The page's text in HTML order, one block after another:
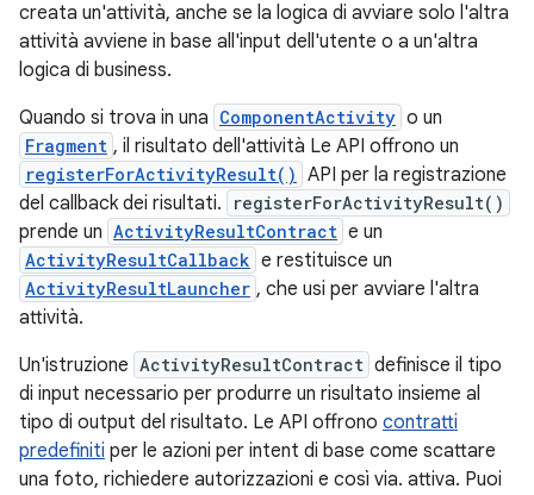
creata un'attività, anche se la logica di avviare solo l'altra
attività avviene in base all'input dell'utente o a un'altra
logica di business.
Quando si trova in una ComponentActivity o un
Fragment , il risultato dell'attività Le API offrono un
registerForActivityResult() API per la registrazione
del callback dei risultati.
registerForActivityResult()
prende un ActivityResultContract e un
ActivityResultCallback e restituisce un
ActivityResultLauncher , che usi per avviare l'altra
attività.
Un'istruzione ActivityResultContract definisce il tipo
di input necessario per produrre un risultato insieme al
tipo di output del risultato. Le API offrono contratti
predefiniti per le azioni per intent di base come scattare
una foto, richiedere autorizzazioni e così via. attiva. Puoi